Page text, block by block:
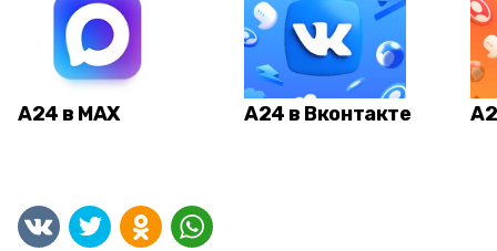
А24 в MAX А24 в Вконтакте